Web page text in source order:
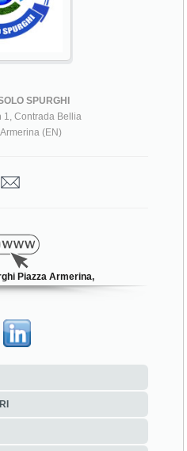
SPURGHI
1, Contrada Bellia
(EN)
Piazza Armerina,